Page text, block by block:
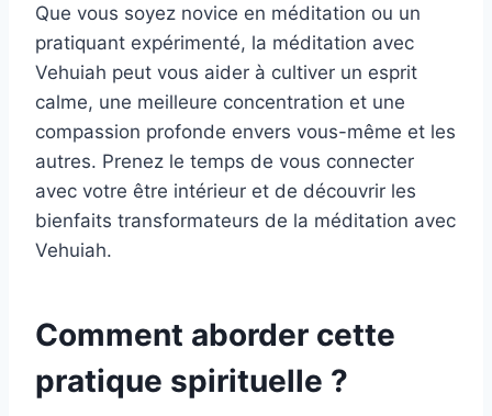
Que vous soyez novice en méditation ou un
pratiquant expérimenté, la méditation avec
Vehuiah peut vous aider à cultiver un esprit
calme, une meilleure concentration et une
compassion profonde envers vous-même et les
autres. Prenez le temps de vous connecter
avec votre être intérieur et de découvrir les
bienfaits transformateurs de la méditation avec
Vehuiah.
Comment aborder cette
pratique spirituelle ?